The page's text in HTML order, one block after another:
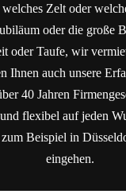
welches Zelt oder
oder die große
oder Taufe, wir
Ihnen auch unsere
40 Jahren
flexibel auf jeden
Beispiel in
eingehen.